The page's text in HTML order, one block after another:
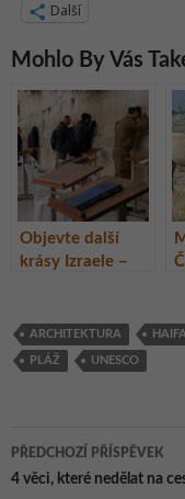
Další
Mohlo By Vás
Objevte další
krásy Izraele –
Betlém v
Palestině
ARCHITEKTURA HAIFA
PLÁŽ UNESCO
Navigace
pro
PŘEDCHOZÍ PŘÍSPĚVEK
4 věci, které nedělat na